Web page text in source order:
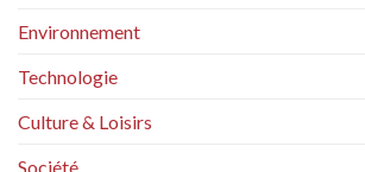
Environnement
Technologie
Culture & Loisirs
Société